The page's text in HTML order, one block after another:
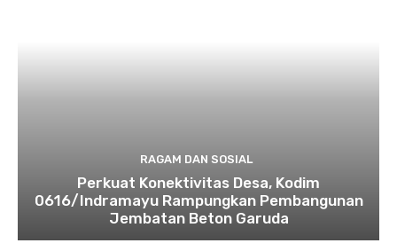
RAGAM DAN SOSIAL
​Perkuat Konektivitas Desa, Kodim
0616/Indramayu Rampungkan Pembangunan
Jembatan Beton Garuda